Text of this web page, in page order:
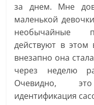
за днем. Мне
маленькой
необычайные
действуют в этом
внезапно она
через неделю
Очевидно,
идентификация